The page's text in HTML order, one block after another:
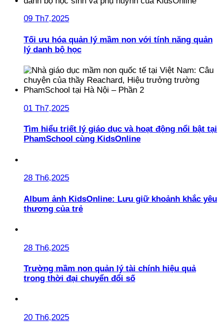
09 Th7,2025
Tối ưu hóa quản lý mầm non với tính năng quản
lý danh bộ học
01 Th7,2025
Tìm hiểu triết lý giáo dục và hoạt động nổi bật tại
PhamSchool cùng KidsOnline
28 Th6,2025
Album ảnh KidsOnline: Lưu giữ khoảnh khắc yêu
thương của trẻ
28 Th6,2025
Trường mầm non quản lý tài chính hiệu quả
trong thời đại chuyển đổi số
20 Th6,2025